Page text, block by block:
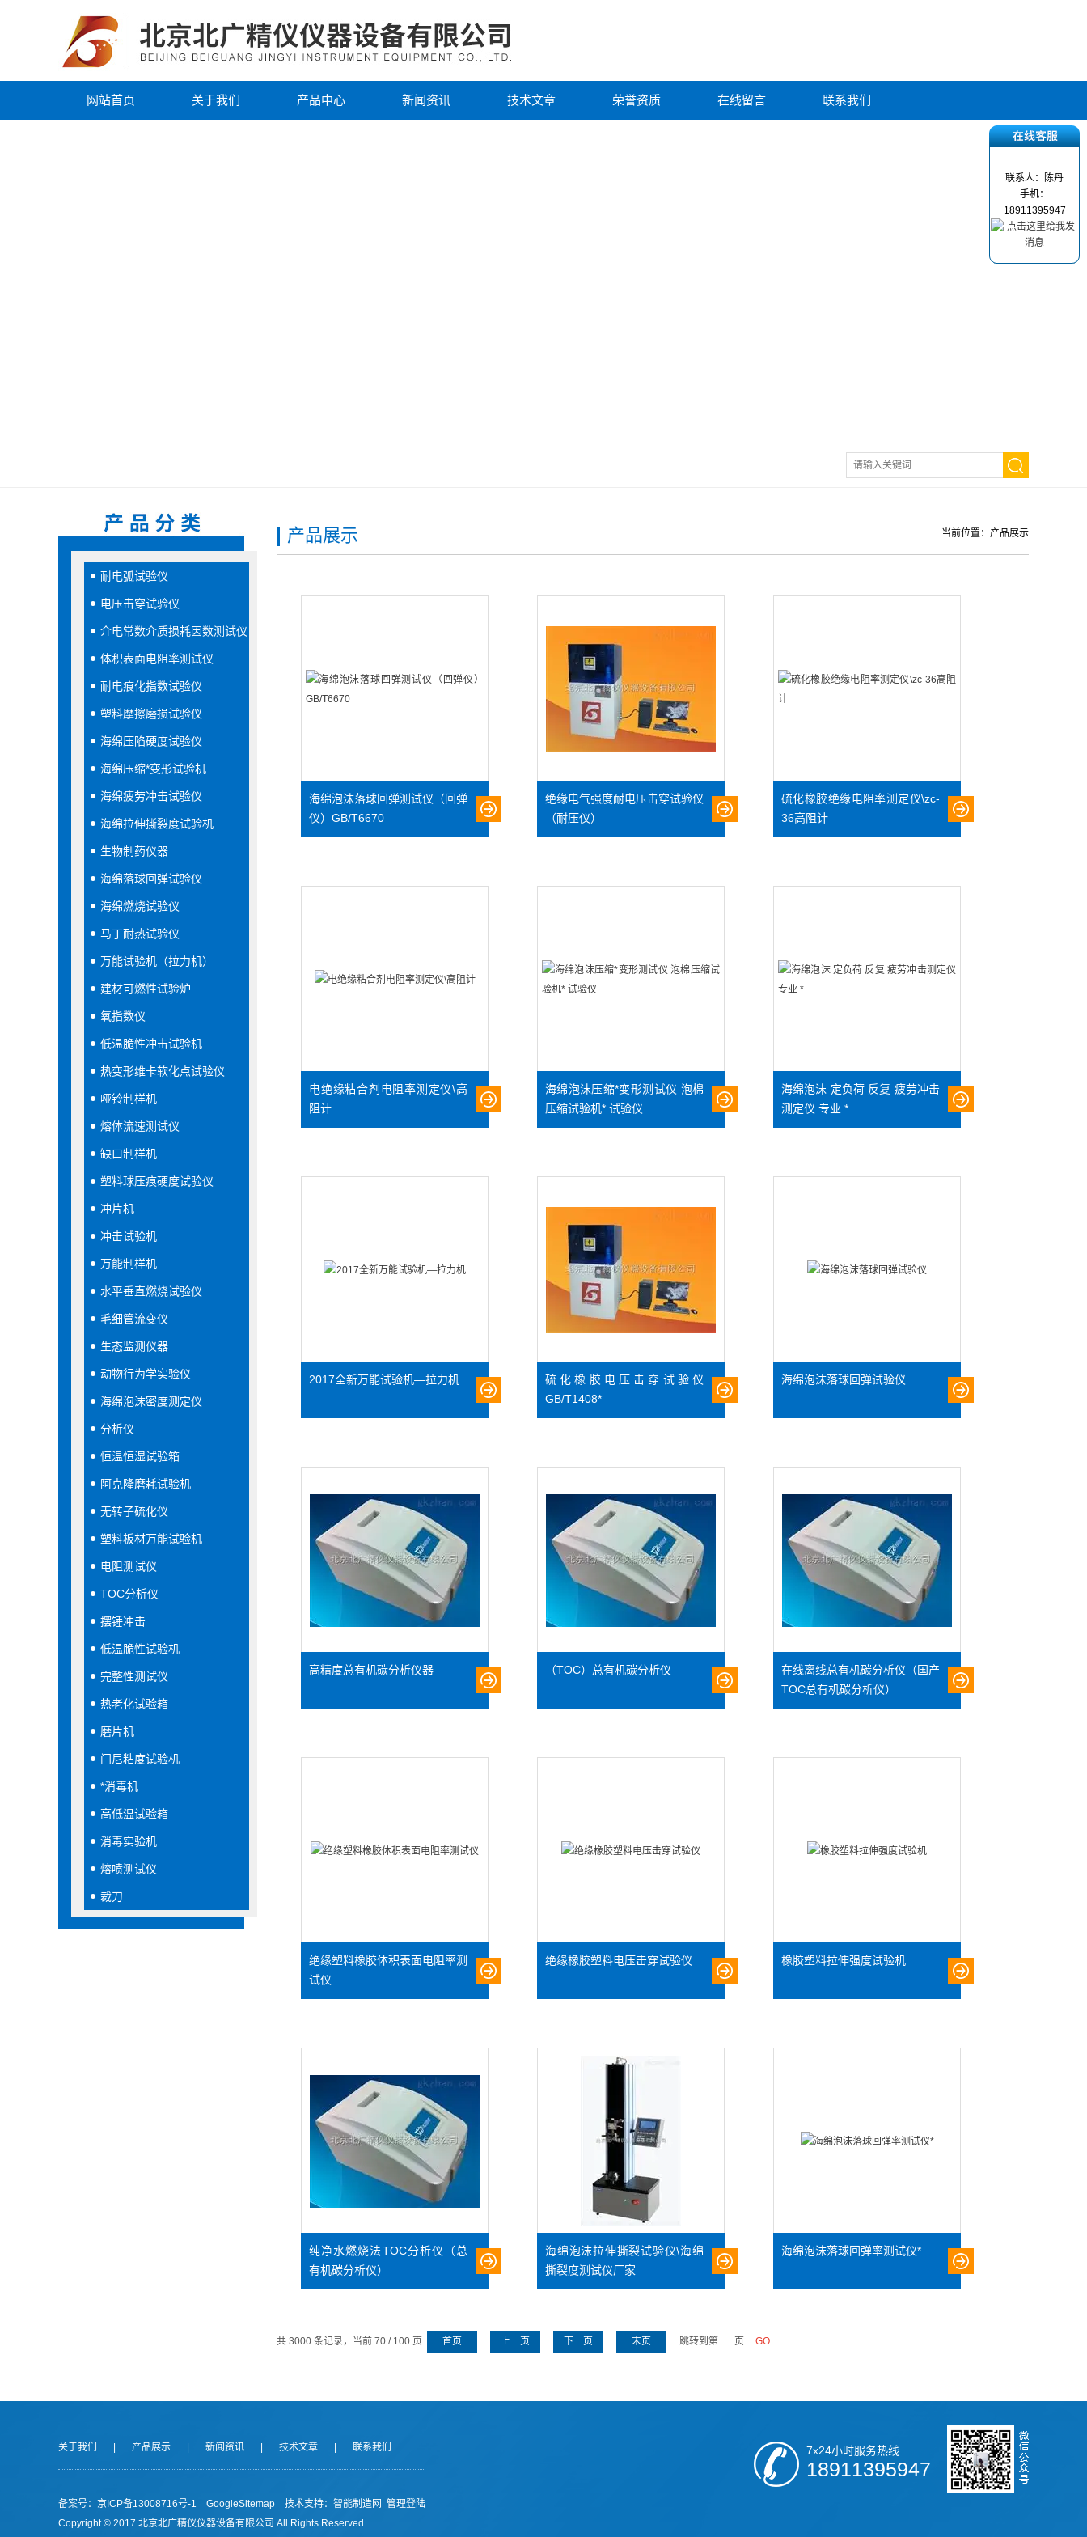
网站首页 关于我们 产品中心 新闻资讯 技术文章 荣誉资质 在线留言 联系我们
耐电弧试验仪
电压击穿试验仪
介电常数介质损耗因数测试仪
体积表面电阻率测试仪
耐电痕化指数试验仪
塑料摩擦磨损试验仪
海绵压陷硬度试验仪
海绵压缩*变形试验机
海绵疲劳冲击试验仪
海绵拉伸撕裂度试验机
生物制药仪器
海绵落球回弹试验仪
海绵燃烧试验仪
马丁耐热试验仪
万能试验机（拉力机）
建材可燃性试验炉
氧指数仪
低温脆性冲击试验机
热变形维卡软化点试验仪
哑铃制样机
熔体流速测试仪
缺口制样机
塑料球压痕硬度试验仪
冲片机
冲击试验机
万能制样机
水平垂直燃烧试验仪
毛细管流变仪
生态监测仪器
动物行为学实验仪
海绵泡沫密度测定仪
分析仪
恒温恒湿试验箱
阿克隆磨耗试验机
无转子硫化仪
塑料板材万能试验机
电阻测试仪
TOC分析仪
摆锤冲击
低温脆性试验机
完整性测试仪
热老化试验箱
磨片机
门尼粘度试验机
*消毒机
高低温试验箱
消毒实验机
熔喷测试仪
裁刀
当前位置： 产品展示
产品展示
海绵泡沫落球回弹测试仪（回弹
仪）GB/T6670
绝缘电气强度耐电压击穿试验仪
（耐压仪）
硫化橡胶绝缘电阻率测定仪\zc-
36高阻计
电绝缘粘合剂电阻率测定仪\高
阻计
海绵泡沫压缩*变形测试仪 泡棉
压缩试验机* 试验仪
海绵泡沫 定负荷 反复 疲劳冲击
测定仪 专业 *
2017全新万能试验机—拉力机
硫化橡胶电压击穿试验仪
GB/T1408*
海绵泡沫落球回弹试验仪
高精度总有机碳分析仪器 （TOC）总有机碳分析仪
在线离线总有机碳分析仪（国产
TOC总有机碳分析仪）
绝缘塑料橡胶体积表面电阻率测
试仪
绝缘橡胶塑料电压击穿试验仪 橡胶塑料拉伸强度试验机
纯净水燃烧法TOC分析仪（总
有机碳分析仪）
海绵泡沫拉伸撕裂试验仪\海绵
撕裂度测试仪厂家
海绵泡沫落球回弹率测试仪*
共 3000 条记录，当前 70 / 100 页 首页 上一页 下一页 末页 跳转到第 页
关于我们 产品展示 新闻资讯 技术文章 联系我们
备案号：京ICP备13008716号-1 GoogleSitemap 技术支持： 智能制造网 管理登陆
Copyright © 2017 北京北广精仪仪器设备有限公司 All Rights Reserved.
7x24小时服务热线
18911395947
联系人：陈丹
手机：
18911395947